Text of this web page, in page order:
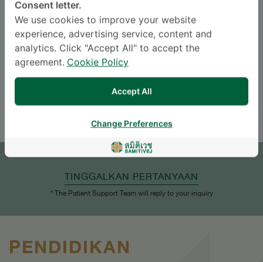
Specialties: Operative Dentistry
Operative Dentistry
BAHASA
JANJI TEMU
TINGGALKAN PERTANYAAN
* The Patient Support Team will reply to your inquiry
PENDIDIKAN
Consent letter.
We use cookies to improve your website
experience, advertising service, content and
analytics. Click "Accept All" to accept the
agreement. Cookie Policy
Accept All
Change Preferences